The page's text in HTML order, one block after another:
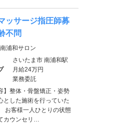
ッサージ指圧師募
不問
浦和サロン
さいたま市 南浦和駅
月給24万円
業務委託
】整体・骨盤矯正・姿勢
とした施術を行っていた
お客様一人ひとりの状態
カウンセリ…